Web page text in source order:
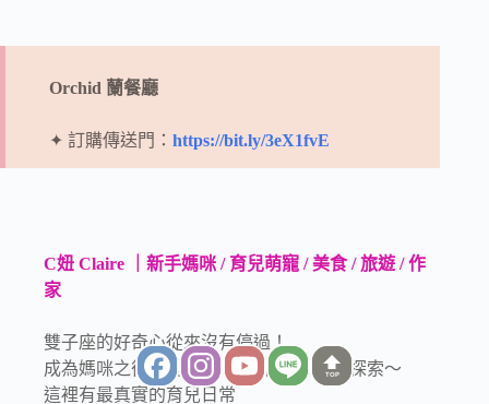
Orchid 蘭餐廳
✦ 訂購傳送門： https://bit.ly/3eX1fvE
C妞 Claire ｜新手媽咪 / 育兒萌寵 / 美食 / 旅遊 / 作
家
雙子座的好奇心從來沒有停過！
成為媽咪之後更愛帶著 FaFa 和 Tila 到處探索～
這裡有最真實的育兒日常
TOP